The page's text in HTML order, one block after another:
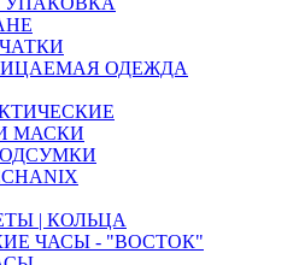
ОДЕЖДА
МАСКИ
| КОЛЬЦА
ЧАСЫ - "ВОСТОК"